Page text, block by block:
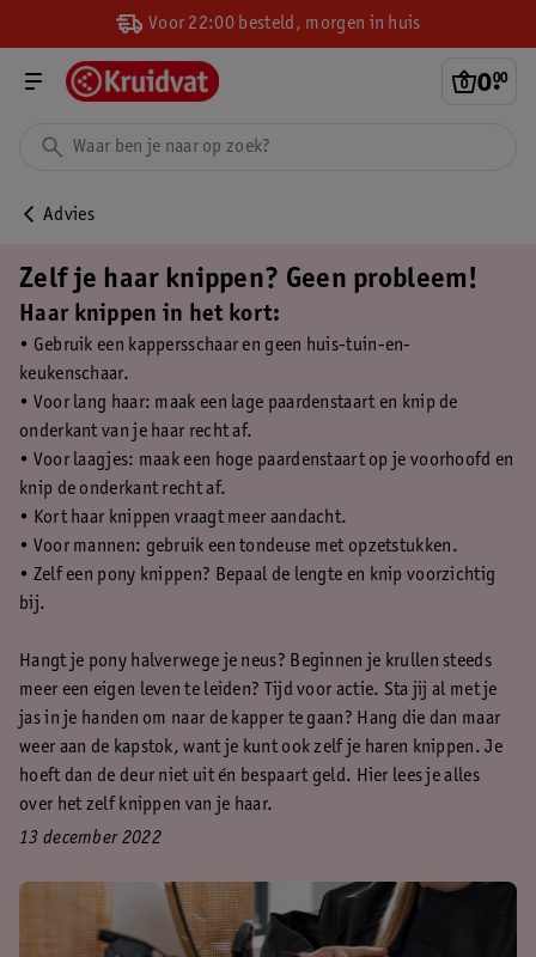
Voor 22:00 besteld, morgen in huis
0.
00
Advies
Zelf je haar knippen? Geen probleem!
Haar knippen in het kort:
• Gebruik een kappersschaar en geen huis-tuin-en-
keukenschaar.
• Voor lang haar: maak een lage paardenstaart en knip de
onderkant van je haar recht af.
• Voor laagjes: maak een hoge paardenstaart op je voorhoofd en
knip de onderkant recht af.
• Kort haar knippen vraagt meer aandacht.
• Voor mannen: gebruik een tondeuse met opzetstukken.
• Zelf een pony knippen? Bepaal de lengte en knip voorzichtig
bij.
Hangt je pony halverwege je neus? Beginnen je krullen steeds
meer een eigen leven te leiden? Tijd voor actie. Sta jij al met je
jas in je handen om naar de kapper te gaan? Hang die dan maar
weer aan de kapstok, want je kunt ook zelf je haren knippen. Je
hoeft dan de deur niet uit én bespaart geld. Hier lees je alles
over het zelf knippen van je haar.
13 december 2022